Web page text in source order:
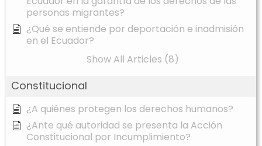
personas migrantes?
¿Qué se entiende por deportación e inadmisión
en el Ecuador?
Show All Articles (8)
Constitucional
¿A quiénes protegen los derechos humanos?
¿Ante qué autoridad se presenta la Acción
Constitucional por Incumplimiento?